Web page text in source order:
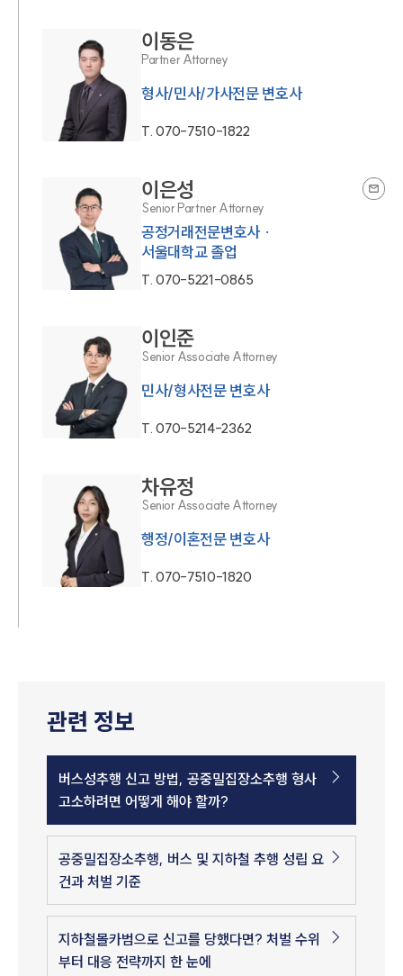
이동은
Partner Attorney
형사/민사/가사전문 변호사
T.070-7510-1822
이은성
Senior Partner Attorney
공정거래전문변호사 ·
서울대학교 졸업
T.070-5221-0865
이인준
Senior Associate Attorney
민사/형사전문 변호사
T.070-5214-2362
차유정
Senior Associate Attorney
행정/이혼전문 변호사
T.070-7510-1820
관련 정보
버스성추행 신고 방법, 공중밀집장소추행 형사
고소하려면 어떻게 해야 할까?
공중밀집장소추행, 버스 및 지하철 추행 성립 요
건과 처벌 기준
지하철몰카범으로 신고를 당했다면? 처벌 수위
부터 대응 전략까지 한 눈에